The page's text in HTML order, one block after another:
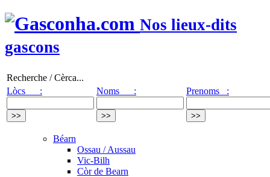
Nos lieux-dits
gascons
Recherche / Cèrca...
Lòcs :
Noms : Prenoms :
Béarn
Ossau / Aussau
Vic-Bilh
Còr de Bearn